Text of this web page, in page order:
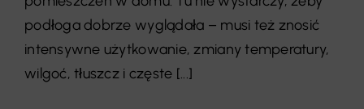
podłoga dobrze wyglądała – musi też znosić
intensywne użytkowanie, zmiany temperatury,
wilgoć, tłuszcz i częste [...]